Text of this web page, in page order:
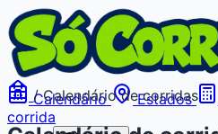
Calendário Estados
corrida
/ Calendário de corridas